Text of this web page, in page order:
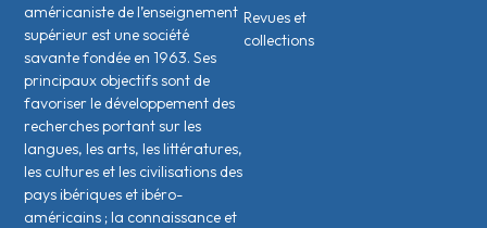
Revues et
collections
américaniste de l’enseignement
supérieur est une société
savante fondée en 1963. Ses
principaux objectifs sont de
favoriser le développement des
recherches portant sur les
langues, les arts, les littératures,
les cultures et les civilisations des
pays ibériques et ibéro-
américains ; la connaissance et